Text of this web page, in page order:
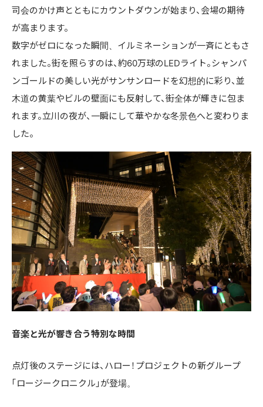
司会のかけ声とともにカウントダウンが始まり、会場の期待
が高まります。
数字がゼロになった瞬間、イルミネーションが一斉にともさ
れました。街を照らすのは、約60万球のLEDライト。シャンパ
ンゴールドの美しい光がサンサンロードを幻想的に彩り、並
木道の黄葉やビルの壁面にも反射して、街全体が輝きに包ま
れます。立川の夜が、一瞬にして華やかな冬景色へと変わりま
した。
音楽と光が響き合う特別な時間
点灯後のステージには、ハロー！プロジェクトの新グループ
「ロージークロニクル」が登場。